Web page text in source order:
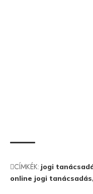
CÍMKÉK: jogi
online jogi tanácsadás